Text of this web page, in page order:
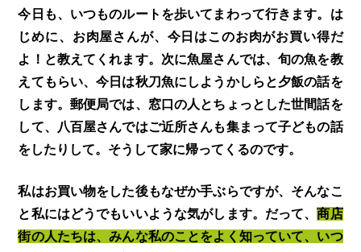
今日も、いつものルートを歩いてまわって行きます。は
じめに、お肉屋さんが、今日はこのお肉がお買い得だ
よ！と教えてくれます。次に魚屋さんでは、旬の魚を教
えてもらい、今日は秋刀魚にしようかしらと夕飯の話を
します。郵便局では、窓口の人とちょっとした世間話を
して、八百屋さんではご近所さんも集まって子どもの話
をしたりして。そうして家に帰ってくるのです。
私はお買い物をした後もなぜか手ぶらですが、そんなこ
と私にはどうでもいいような気がします。だって、商店
街の人たちは、みんな私のことをよく知っていて、いつ